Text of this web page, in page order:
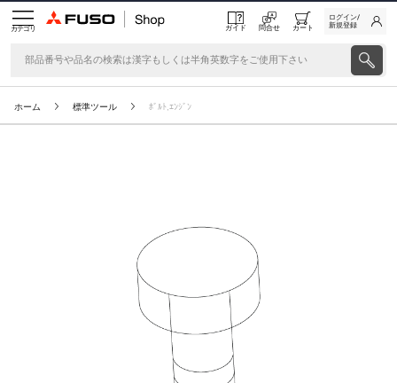
カテゴリ ガイド 問合せ カート
ログイン/
新規登録
ホーム 標準ツール ﾎﾞﾙﾄ,ｴﾝｼﾞﾝ